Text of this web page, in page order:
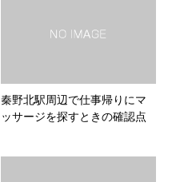
秦野北駅周辺で仕事帰りにマ
ッサージを探すときの確認点